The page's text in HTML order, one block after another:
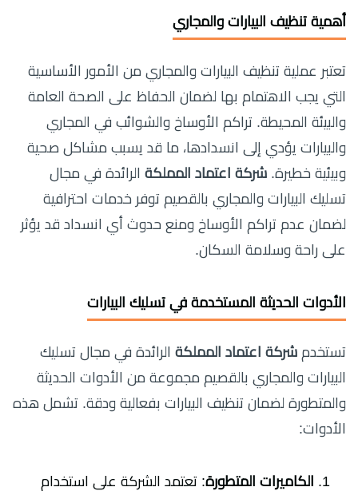
أهمية تنظيف البيارات والمجاري
تعتبر عملية تنظيف البيارات والمجاري من الأمور الأساسية
التي يجب الاهتمام بها لضمان الحفاظ على الصحة العامة
والبيئة المحيطة. تراكم الأوساخ والشوائب في المجاري
والبيارات يؤدي إلى انسدادها، ما قد يسبب مشاكل صحية
وبيئية خطيرة. شركة اعتماد المملكة الرائدة في مجال
تسليك البيارات والمجاري بالقصيم توفر خدمات احترافية
لضمان عدم تراكم الأوساخ ومنع حدوث أي انسداد قد يؤثر
على راحة وسلامة السكان.
الأدوات الحديثة المستخدمة في تسليك البيارات
تستخدم شركة اعتماد المملكة الرائدة في مجال تسليك
البيارات والمجاري بالقصيم مجموعة من الأدوات الحديثة
والمتطورة لضمان تنظيف البيارات بفعالية ودقة. تشمل هذه
الأدوات:
الكاميرات المتطورة: تعتمد الشركة على استخدام